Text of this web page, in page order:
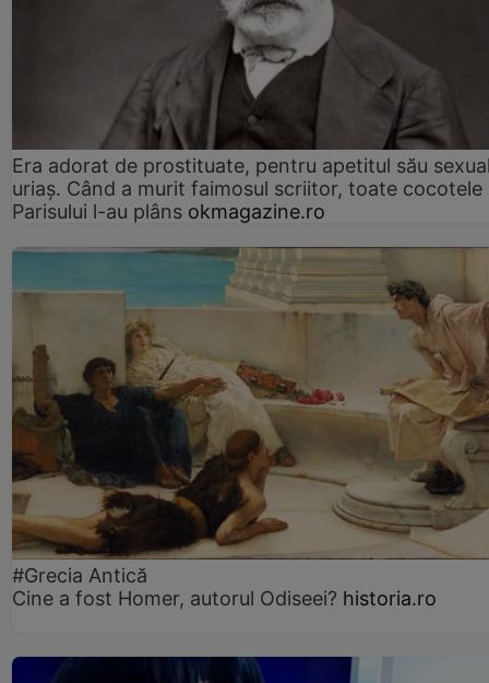
Era adorat de prostituate, pentru apetitul său
uriaș. Când a murit faimosul scriitor, toate cocotele
Parisului l-au plâns okmagazine.ro
#Grecia Antică
Cine a fost Homer, autorul Odiseei? historia.ro